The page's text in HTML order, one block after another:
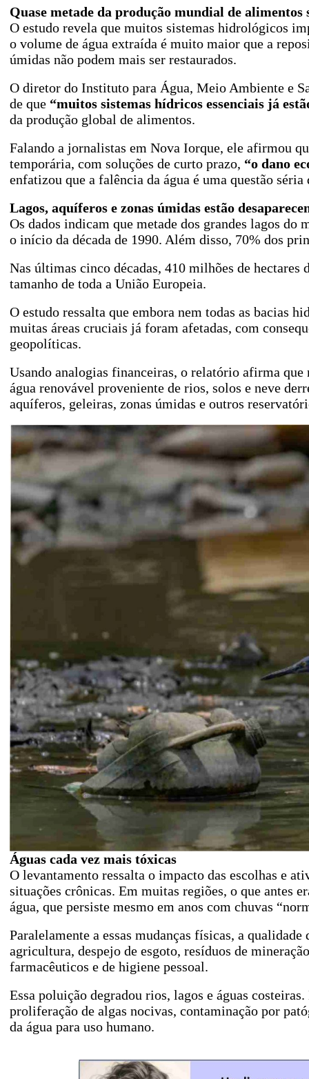
Quase metade da produção mundial de alimentos
O estudo revela que muitos sistemas hidrológicos
o volume de água extraída é muito maior que a
úmidas não podem mais ser restaurados.
O diretor do Instituto para Água, Meio Ambiente e
de que “muitos sistemas hídricos essenciais já
da produção global de alimentos.
Falando a jornalistas em Nova Iorque, ele afirmou
temporária, com soluções de curto prazo, “o dano
enfatizou que a falência da água é uma questão
Lagos, aquíferos e zonas úmidas estão
Os dados indicam que metade dos grandes lagos do
o início da década de 1990. Além disso, 70% dos
Nas últimas cinco décadas, 410 milhões de
tamanho de toda a União Europeia.
O estudo ressalta que embora nem todas as bacias
muitas áreas cruciais já foram afetadas, com
geopolíticas.
Usando analogias financeiras, o relatório afirma que
água renovável proveniente de rios, solos e neve
aquíferos, geleiras, zonas úmidas e outros
Águas cada vez mais tóxicas
O levantamento ressalta o impacto das escolhas e
situações crônicas. Em muitas regiões, o que antes
água, que persiste mesmo em anos com chuvas
Paralelamente a essas mudanças físicas, a
agricultura, despejo de esgoto, resíduos de
farmacêuticos e de higiene pessoal.
Essa poluição degradou rios, lagos e águas
proliferação de algas nocivas, contaminação por
da água para uso humano.